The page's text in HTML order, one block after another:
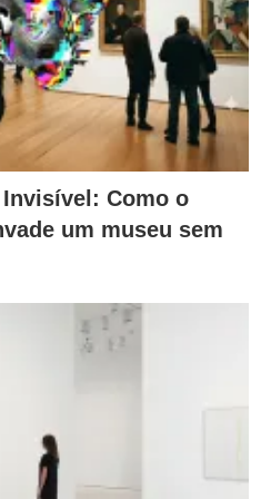
Como o
um museu sem